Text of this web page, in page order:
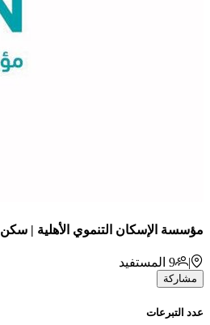
مؤسسة الإسكان التنموي الأهلية | سكن
|
9 المستفيد
مشاركة
عدد التبرعات